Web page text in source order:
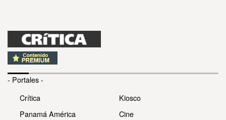
- Portales -
Crítica
Panamá América
Kiosco
Cine